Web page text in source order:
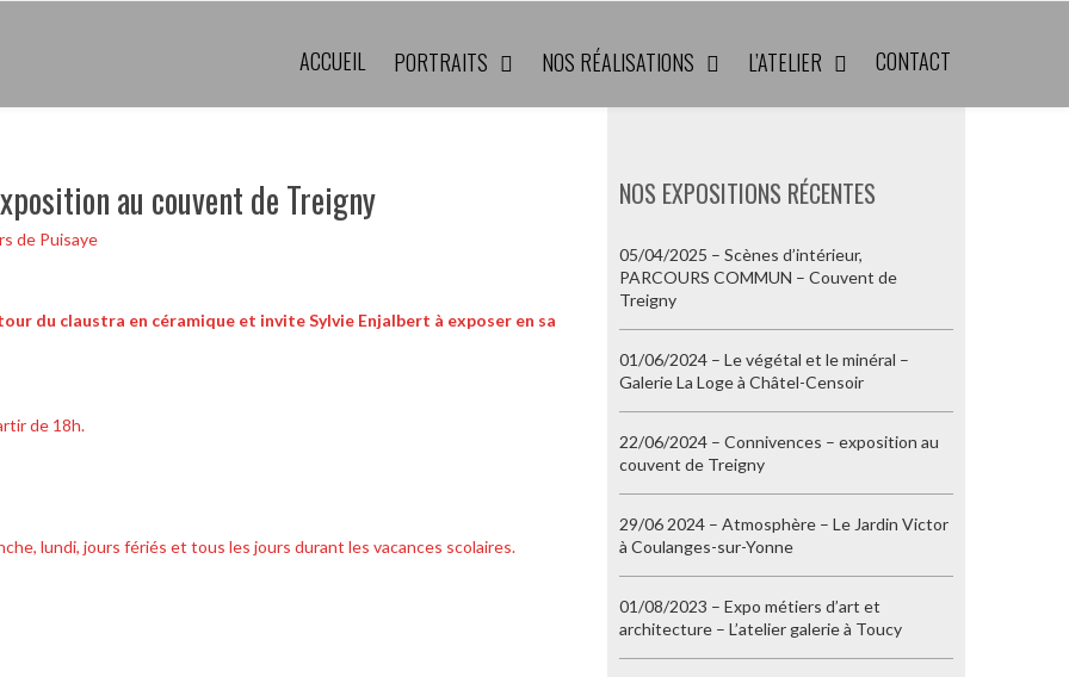
ACCUEIL PORTRAITS NOS RÉALISATIONS L’ATELIER CONTACT
au couvent de Treigny
de Puisaye
du claustra en céramique et invite Sylvie Enjalbert à exposer en sa
de 18h.
lundi, jours fériés et tous les jours durant les vacances scolaires.
NOS EXPOSITIONS RÉCENTES
05/04/2025 – Scènes d’intérieur,
PARCOURS COMMUN – Couvent de
Treigny
01/06/2024 – Le végétal et le minéral –
Galerie La Loge à Châtel-Censoir
22/06/2024 – Connivences – exposition au
couvent de Treigny
29/06 2024 – Atmosphère – Le Jardin Victor
à Coulanges-sur-Yonne
01/08/2023 – Expo métiers d’art et
architecture – L’atelier galerie à Toucy